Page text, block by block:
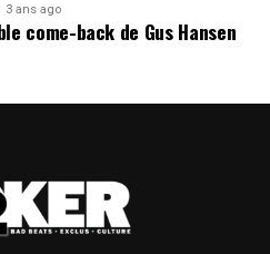
3 ans ago
come-back de Gus Hansen